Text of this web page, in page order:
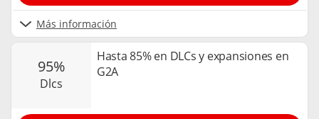
Más información
95%
dlcs
Hasta 85% en DLCs y expansiones en
G2A